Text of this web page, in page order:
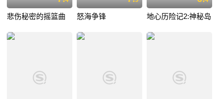
悲伤秘密的摇篮曲 怒海争锋 地心历险记2:神秘岛